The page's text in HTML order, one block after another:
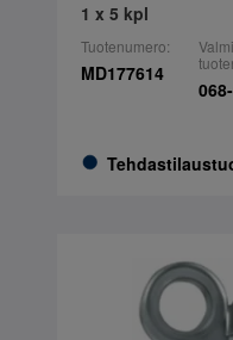
1 x 5 kpl
Tuotenumero:
MD177614